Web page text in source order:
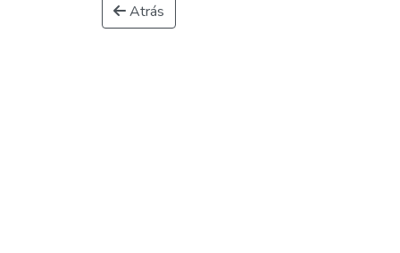
Atrás